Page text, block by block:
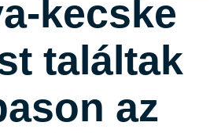
kecske
találtak
az